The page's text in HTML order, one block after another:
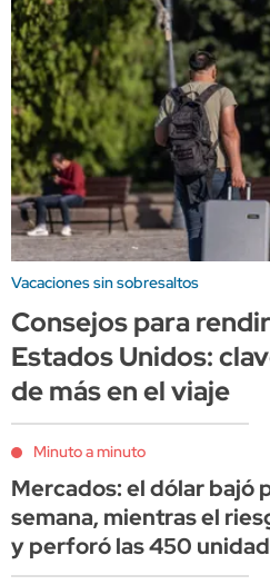
Vacaciones sin sobresaltos
Consejos para
Estados Unidos:
de más en el viaje
Minuto a minuto
Mercados: el dólar bajó
semana, mientras el
y perforó las 450